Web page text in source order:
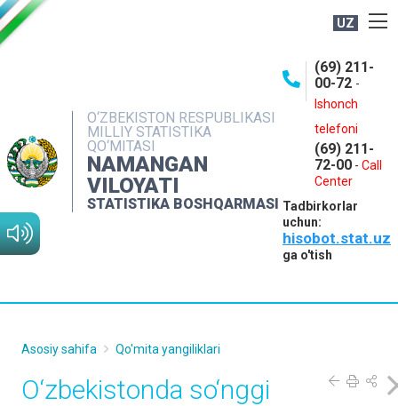
UZ
O‘ZBEKISTON RESPUBLIKASI
MILLIY STATISTIKA
QO‘MITASI
NAMANGAN
VILOYATI
STATISTIKA BOSHQARMASI
(69) 211-
00-72 -
Ishonch
telefoni
(69) 211-
72-00 - Call
Center
Tadbirkorlar
uchun:
hisobot.stat.uz
ga o'tish
NASHRLAR
INTERAKTIV XIZMATLAR
MATBUOT XIZMATI
MUROJAATLAR
Asosiy sahifa Qo'mita yangiliklari
O‘zbekistonda so‘nggi